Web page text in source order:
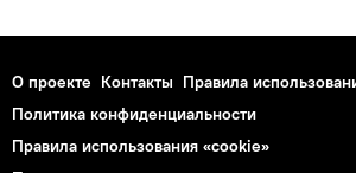
О проекте Контакты Правила
Политика конфиденциальности
Правила использования «cookie»